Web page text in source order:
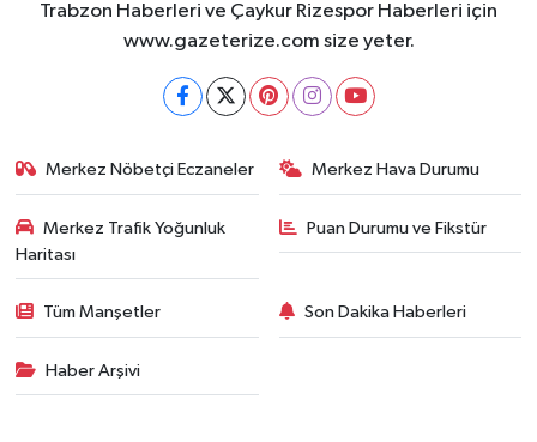
Trabzon Haberleri ve Çaykur Rizespor Haberleri için
www.gazeterize.com size yeter.
Merkez Nöbetçi Eczaneler Merkez Hava Durumu
Merkez Trafik Yoğunluk
Haritası
Puan Durumu ve Fikstür
Tüm Manşetler Son Dakika Haberleri
Haber Arşivi